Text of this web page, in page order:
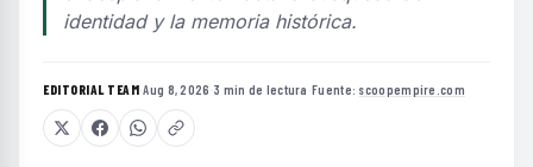
identidad y la memoria histórica.
EDITORIAL TEAM·Aug 8, 2026 ·3 min de lectura ·Fuente: scoopempire.com